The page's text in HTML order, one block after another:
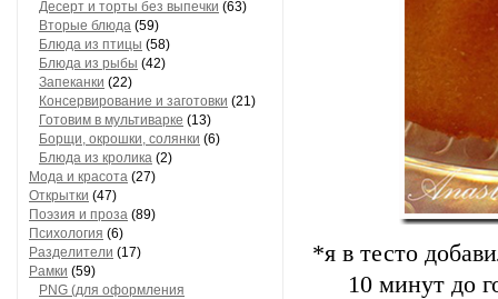
Блюда из мяса(73)
Десерт и торты без выпечки
Вторые блюда(59)
Блюда из птицы(58)
Блюда из рыбы
Запеканки(22)
Консервирование и заготовки
Готовим в мультиварке(13)
Борщи, окрошки, солянки
Блюда из кролика(2)
Мода и красота
Открытки (47)
Поэзия и проза
Психология(6)
Разделители
Рамки (59)
*я в тесто
10 минут до